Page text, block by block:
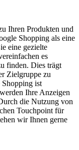
Ihren Produkten und
Shopping als eine
eine gezielte
es
finden. Dies trägt
Zielgruppe zu
Shopping ist
Ihre Anzeigen
die Nutzung von
Touchpoint für
wir Ihnen gerne